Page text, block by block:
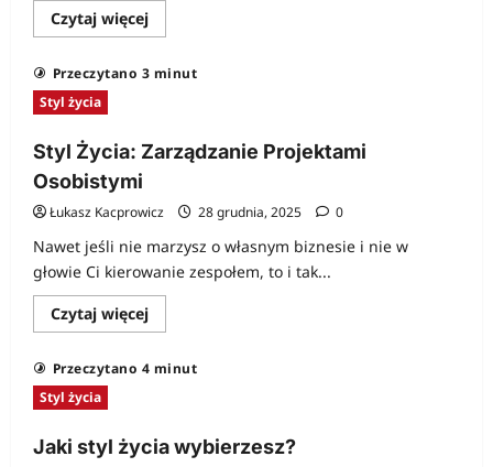
Czytaj więcejDowiedz
się
Europejski
Przeczytano 3 minut
Styl życia
Styl Życia: Zarządzanie Projektami
Osobistymi
Łukasz Kacprowicz 28 grudnia, 2025 0
Nawet jeśli nie marzysz o własnym biznesie i nie w
głowie Ci kierowanie zespołem, to i tak...
Czytaj więcejDowiedz
się
o
Styl
Osobistymi
Przeczytano 4 minut
Styl życia
Jaki styl życia wybierzesz?